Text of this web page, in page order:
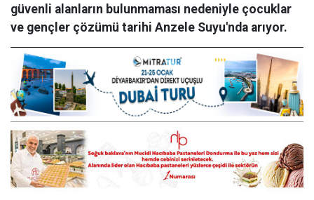
güvenli alanların bulunmaması nedeniyle çocuklar
ve gençler çözümü tarihi Anzele Suyu'nda arıyor.